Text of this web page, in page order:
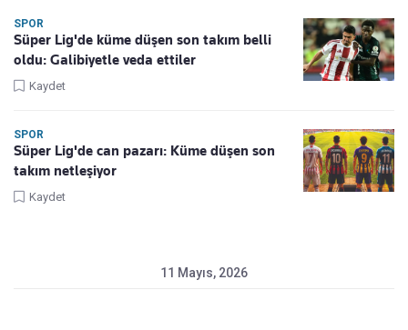
SPOR
Süper Lig'de küme düşen son takım belli
oldu: Galibiyetle veda ettiler
Kaydet
SPOR
Süper Lig'de can pazarı: Küme düşen son
takım netleşiyor
Kaydet
11 Mayıs, 2026